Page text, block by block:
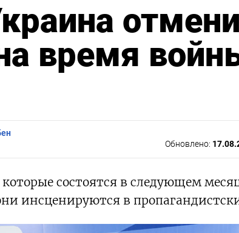
время
Обновлено:
состоятся в следующем
инсценируются в